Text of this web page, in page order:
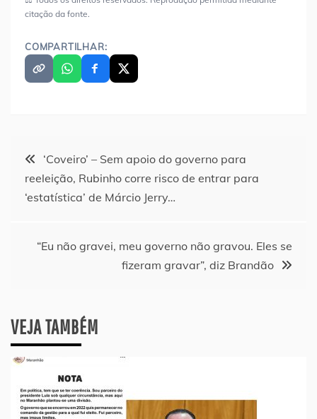
citação da fonte.
COMPARTILHAR:
Navegação
de
‘Coveiro’ – Sem apoio do governo para
reeleição, Rubinho corre risco de entrar para
‘estatística’ de Márcio Jerry…
“Eu não gravei, meu governo não gravou. Eles se
fizeram gravar”, diz Brandão
VEJA TAMBÉM